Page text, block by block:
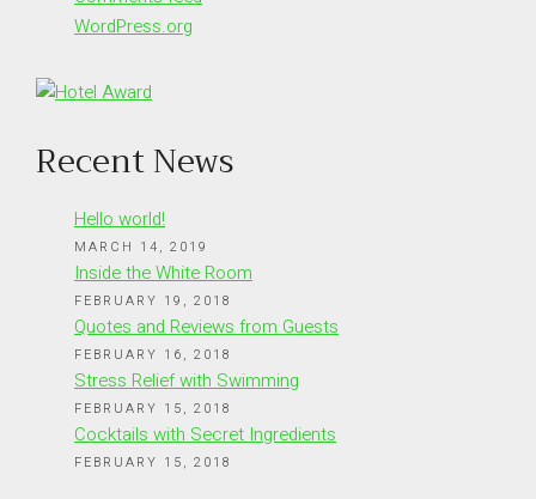
WordPress.org
Recent News
Hello world!
MARCH 14, 2019
Inside the White Room
FEBRUARY 19, 2018
Quotes and Reviews from Guests
FEBRUARY 16, 2018
Stress Relief with Swimming
FEBRUARY 15, 2018
Cocktails with Secret Ingredients
FEBRUARY 15, 2018